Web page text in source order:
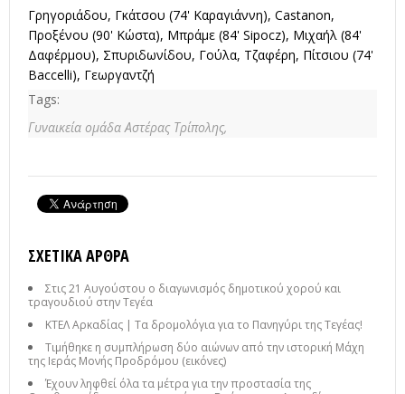
Γρηγοριάδου, Γκάτσου (74' Καραγιάννη), Castanon,
Προξένου (90' Κώστα), Μπράμε (84' Sipocz), Μιχαήλ (84'
Δαφέρμου), Σπυριδωνίδου, Γούλα, Τζαφέρη, Πίτσιου (74'
Baccelli), Γεωργαντζή
Tags:
Γυναικεία ομάδα Αστέρας Τρίπολης,
ΣΧΕΤΙΚΆ ΆΡΘΡΑ
Στις 21 Αυγούστου ο διαγωνισμός δημοτικού χορού και
τραγουδιού στην Τεγέα
ΚΤΕΛ Αρκαδίας | Τα δρομολόγια για το Πανηγύρι της Τεγέας!
Τιμήθηκε η συμπλήρωση δύο αιώνων από την ιστορική Μάχη
της Ιεράς Μονής Προδρόμου (εικόνες)
Έχουν ληφθεί όλα τα μέτρα για την προστασία της